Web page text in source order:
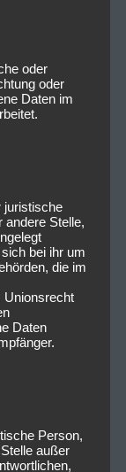
oder
oder
Daten im
juristische
Stelle,
bei ihr um
die im
Unionsrecht
Daten
Person,
außer